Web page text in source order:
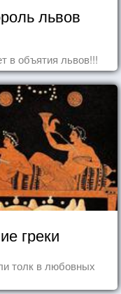
львов
в объятия львов!!!
греки
толк в любовных